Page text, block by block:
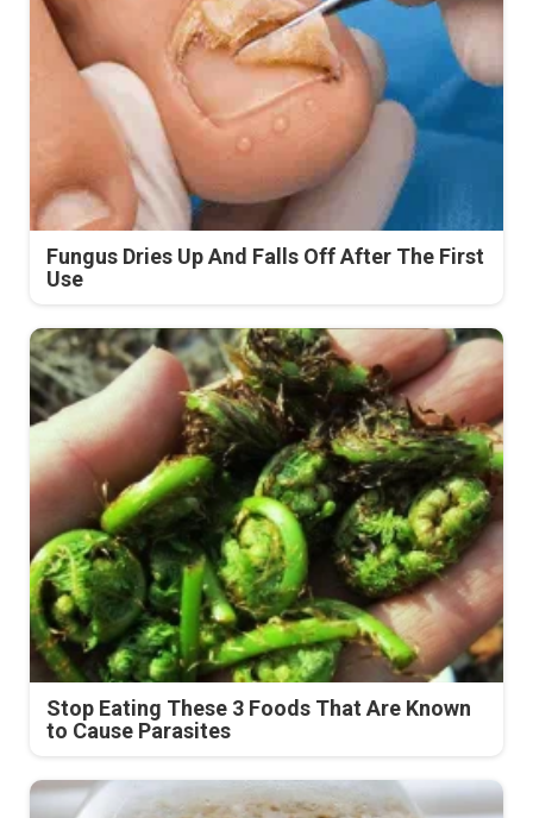
Fungus Dries Up And Falls Off After The First
Use
Stop Eating These 3 Foods That Are Known
to Cause Parasites